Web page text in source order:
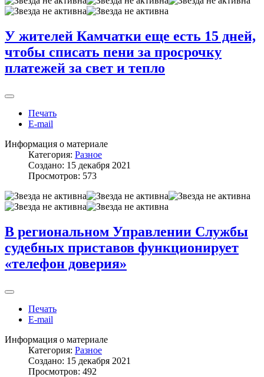
У жителей Камчатки еще есть 15 дней,
чтобы списать пени за просрочку
платежей за свет и тепло
Печать
E-mail
Информация о материале
Категория: Разное
Создано: 15 декабря 2021
Просмотров: 573
В региональном Управлении Службы
судебных приставов функционирует
«телефон доверия»
Печать
E-mail
Информация о материале
Категория: Разное
Создано: 15 декабря 2021
Просмотров: 492